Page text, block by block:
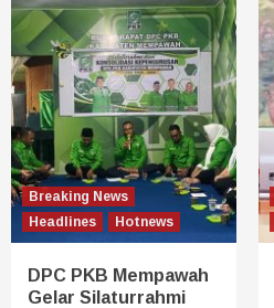
Breaking News
Headlines
Hotnews
DPC PKB Mempawah
Gelar Silaturrahmi